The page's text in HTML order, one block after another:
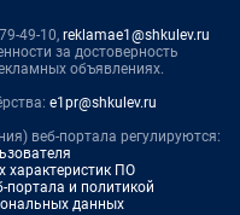
49-10, reklamae1@shkulev.ru
за достоверность
объявлениях.
e1pr@shkulev.ru
веб-портала регулируются:
характеристик ПО
и политикой
данных